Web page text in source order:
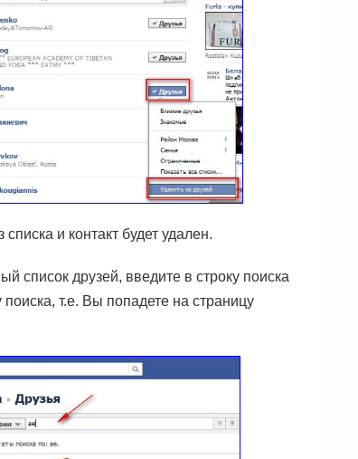
списка и контакт будет удален.
список друзей, введите в строку поиска
поиска, т.е. Вы попадете на страницу